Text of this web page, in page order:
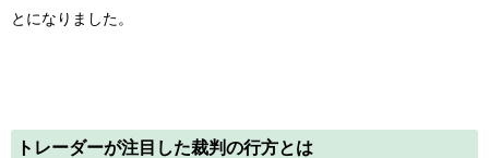
とになりました。
トレーダーが注目した裁判の行方とは